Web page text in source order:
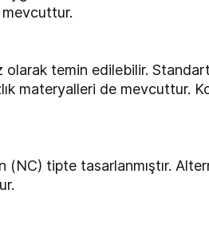
mevcuttur.
olarak temin edilebilir.
materyalleri de mevcuttur.
tipte tasarlanmıştır.